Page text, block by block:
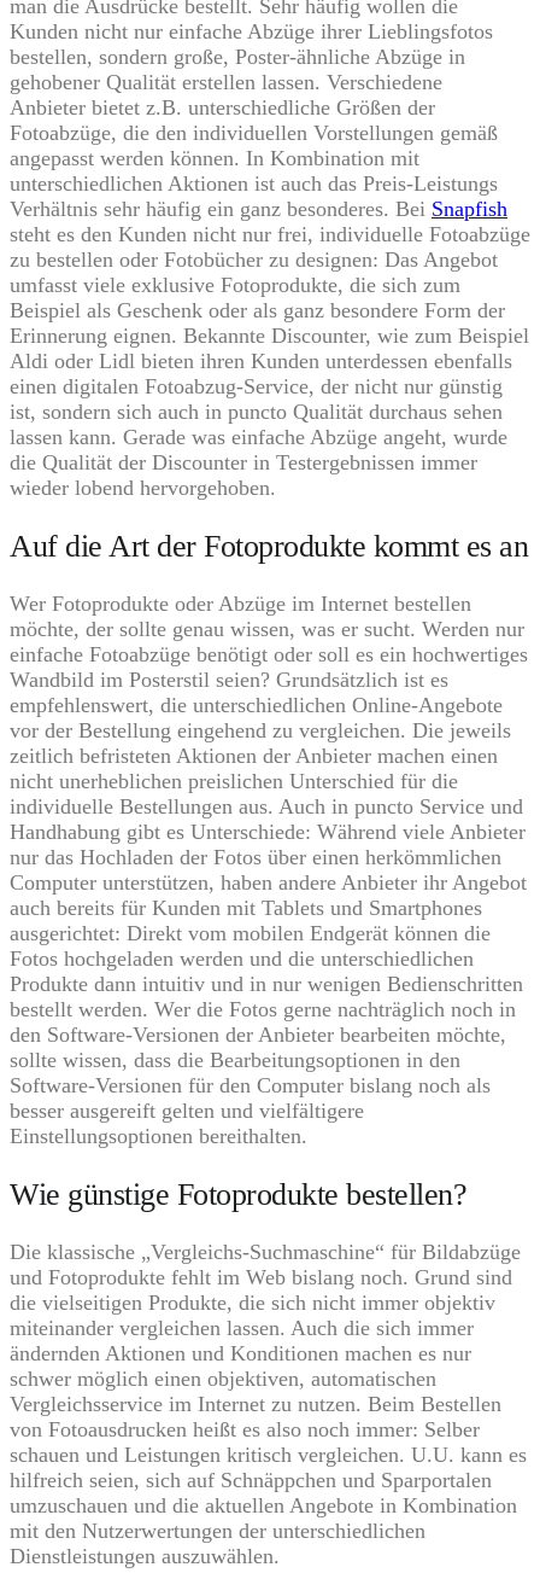
man die Ausdrücke bestellt. Sehr häufig wollen die
Kunden nicht nur einfache Abzüge ihrer Lieblingsfotos
bestellen, sondern große, Poster-ähnliche Abzüge in
gehobener Qualität erstellen lassen. Verschiedene
Anbieter bietet z.B. unterschiedliche Größen der
Fotoabzüge, die den individuellen Vorstellungen gemäß
angepasst werden können. In Kombination mit
unterschiedlichen Aktionen ist auch das Preis-Leistungs
Verhältnis sehr häufig ein ganz besonderes. Bei Snapfish
steht es den Kunden nicht nur frei, individuelle Fotoabzüge
zu bestellen oder Fotobücher zu designen: Das Angebot
umfasst viele exklusive Fotoprodukte, die sich zum
Beispiel als Geschenk oder als ganz besondere Form der
Erinnerung eignen. Bekannte Discounter, wie zum Beispiel
Aldi oder Lidl bieten ihren Kunden unterdessen ebenfalls
einen digitalen Fotoabzug-Service, der nicht nur günstig
ist, sondern sich auch in puncto Qualität durchaus sehen
lassen kann. Gerade was einfache Abzüge angeht, wurde
die Qualität der Discounter in Testergebnissen immer
wieder lobend hervorgehoben.
Auf die Art der Fotoprodukte kommt es an
Wer Fotoprodukte oder Abzüge im Internet bestellen
möchte, der sollte genau wissen, was er sucht. Werden nur
einfache Fotoabzüge benötigt oder soll es ein hochwertiges
Wandbild im Posterstil seien? Grundsätzlich ist es
empfehlenswert, die unterschiedlichen Online-Angebote
vor der Bestellung eingehend zu vergleichen. Die jeweils
zeitlich befristeten Aktionen der Anbieter machen einen
nicht unerheblichen preislichen Unterschied für die
individuelle Bestellungen aus. Auch in puncto Service und
Handhabung gibt es Unterschiede: Während viele Anbieter
nur das Hochladen der Fotos über einen herkömmlichen
Computer unterstützen, haben andere Anbieter ihr Angebot
auch bereits für Kunden mit Tablets und Smartphones
ausgerichtet: Direkt vom mobilen Endgerät können die
Fotos hochgeladen werden und die unterschiedlichen
Produkte dann intuitiv und in nur wenigen Bedienschritten
bestellt werden. Wer die Fotos gerne nachträglich noch in
den Software-Versionen der Anbieter bearbeiten möchte,
sollte wissen, dass die Bearbeitungsoptionen in den
Software-Versionen für den Computer bislang noch als
besser ausgereift gelten und vielfältigere
Einstellungsoptionen bereithalten.
Wie günstige Fotoprodukte bestellen?
Die klassische „Vergleichs-Suchmaschine“ für Bildabzüge
und Fotoprodukte fehlt im Web bislang noch. Grund sind
die vielseitigen Produkte, die sich nicht immer objektiv
miteinander vergleichen lassen. Auch die sich immer
ändernden Aktionen und Konditionen machen es nur
schwer möglich einen objektiven, automatischen
Vergleichsservice im Internet zu nutzen. Beim Bestellen
von Fotoausdrucken heißt es also noch immer: Selber
schauen und Leistungen kritisch vergleichen. U.U. kann es
hilfreich seien, sich auf Schnäppchen und Sparportalen
umzuschauen und die aktuellen Angebote in Kombination
mit den Nutzerwertungen der unterschiedlichen
Dienstleistungen auszuwählen.